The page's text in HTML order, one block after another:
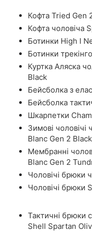
Кофта Tried Gen
Кофта чоловіча
Ботинки High I
Ботинки
Куртка Аляска
Black
Бейсболка з
Бейсболка
Шкарпетки
Зимові
Blanc Gen 2 Black
Мембранні
Blanc Gen 2
Чоловічі брюки
Чоловічі брюки
Тактичні брюки
Shell Spartan